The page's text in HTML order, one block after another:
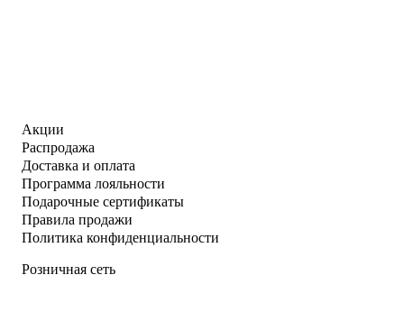
Акции
Распродажа
Доставка и оплата
Программа лояльности
Подарочные сертификаты
Правила продажи
Политика конфиденциальности
Розничная сеть